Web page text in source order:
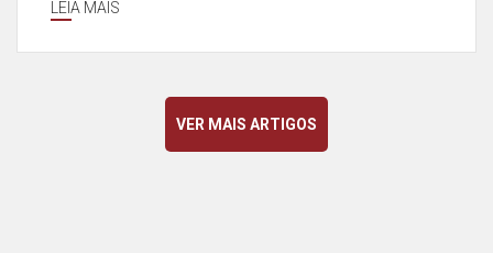
LEIA MAIS
VER MAIS ARTIGOS